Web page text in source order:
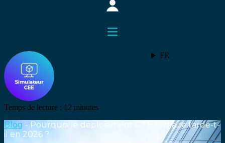
FR
Temps de lecture : 12 minutes
Blog - Pourquoi le déploiement GTB tertiaire tarde-t-
il en 2026 ?